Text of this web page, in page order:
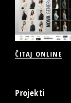
ČITAJ ONLINE
Projekti